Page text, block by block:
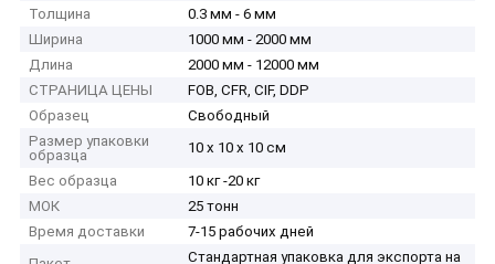
Толщина
0.3 мм - 6 мм
Ширина
1000 мм - 2000 мм
Длина
2000 мм - 12000 мм
СТРАНИЦА ЦЕНЫ
FOB, CFR, CIF, DDP
Образец
Свободный
Размер упаковки
образца
10 x 10 x 10 см
Вес образца
10 кг -20 кг
МОК
25 тонн
Время доставки
7-15 рабочих дней
Стандартная упаковка для экспорта на